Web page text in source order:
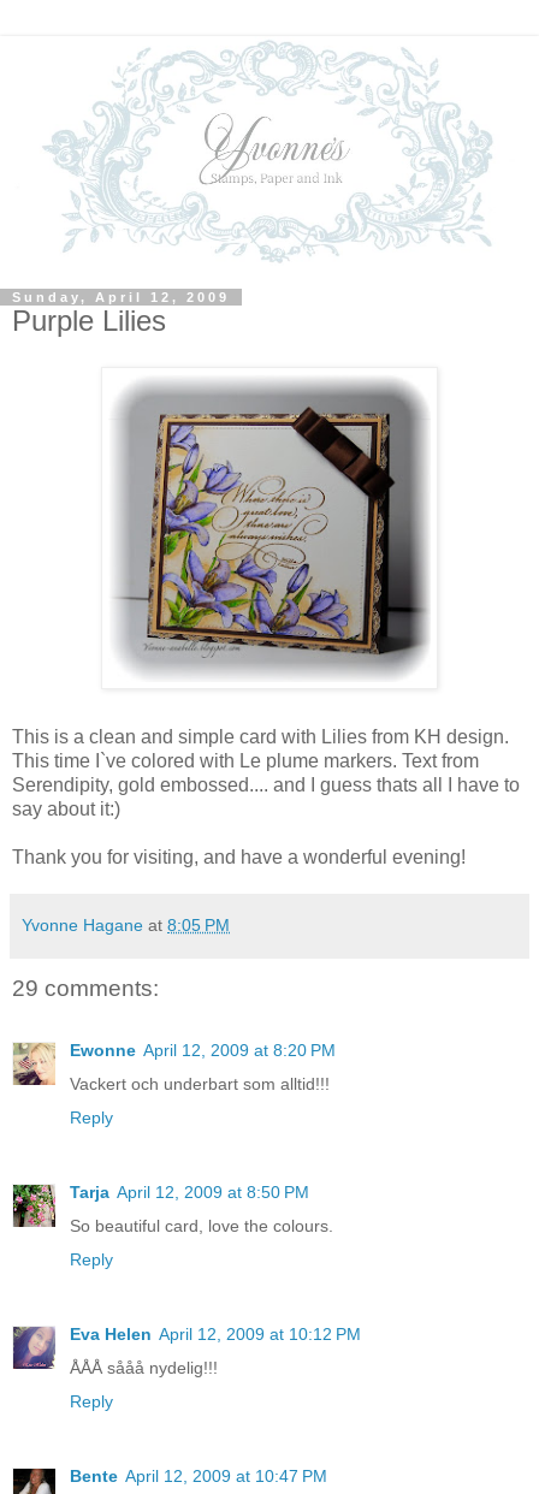
Sunday, April 12, 2009
Purple Lilies
This is a clean and simple card with Lilies from KH design.
This time I`ve colored with Le plume markers. Text from
Serendipity, gold embossed.... and I guess thats all I have to
say about it:)
Thank you for visiting, and have a wonderful evening!
Yvonne Hagane at 8:05 PM
29 comments:
Ewonne April 12, 2009 at 8:20 PM
Vackert och underbart som alltid!!!
Reply
Tarja April 12, 2009 at 8:50 PM
So beautiful card, love the colours.
Reply
Eva Helen April 12, 2009 at 10:12 PM
ÅÅÅ sååå nydelig!!!
Reply
Bente April 12, 2009 at 10:47 PM